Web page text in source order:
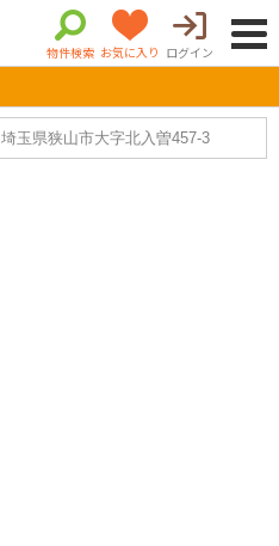
物件検索 お気に入り ログイン
埼玉県狭山市大字北入曽457-3